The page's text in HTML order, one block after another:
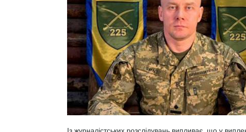
Із журналістських розслідувань випливає, що у